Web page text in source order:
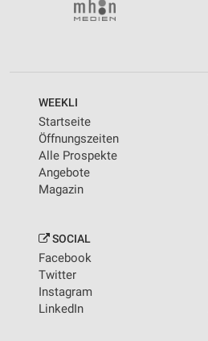
WEEKLI
Startseite
Öffnungszeiten
Alle Prospekte
Angebote
Magazin
SOCIAL
Facebook
Twitter
Instagram
LinkedIn